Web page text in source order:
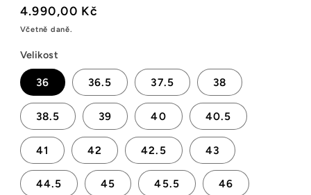
Běžná
cena
4.990,00 Kč
Včetně daně.
Velikost
36 36.5 37.5 38
38.5 39 40 40.5
41 42 42.5 43
44.5 45 45.5 46